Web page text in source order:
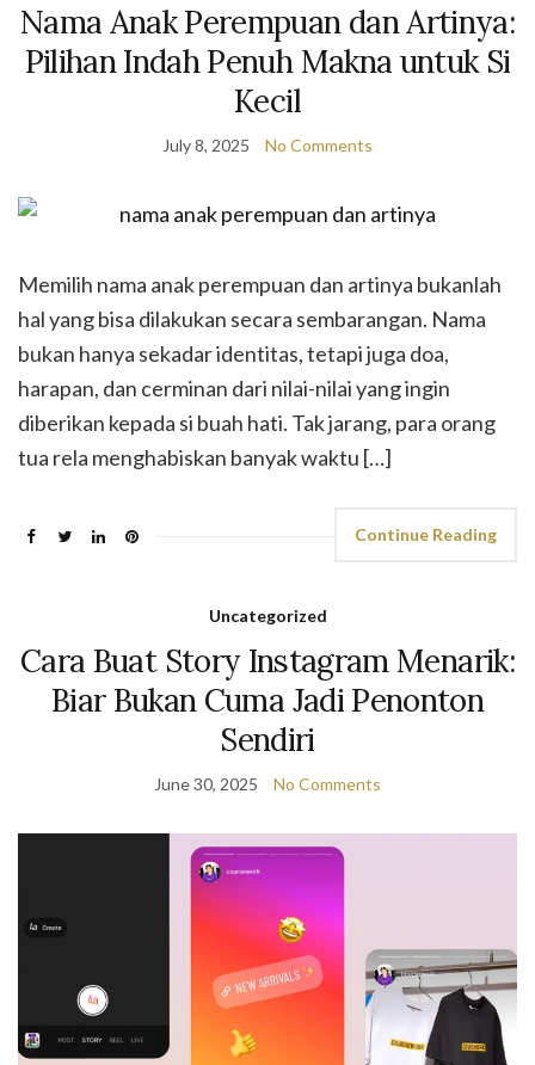
Nama Anak Perempuan dan Artinya:
Pilihan Indah Penuh Makna untuk Si
Kecil
July 8, 2025 No Comments
Memilih nama anak perempuan dan artinya bukanlah
hal yang bisa dilakukan secara sembarangan. Nama
bukan hanya sekadar identitas, tetapi juga doa,
harapan, dan cerminan dari nilai-nilai yang ingin
diberikan kepada si buah hati. Tak jarang, para orang
tua rela menghabiskan banyak waktu […]
Continue Reading
Uncategorized
Cara Buat Story Instagram Menarik:
Biar Bukan Cuma Jadi Penonton
Sendiri
June 30, 2025 No Comments